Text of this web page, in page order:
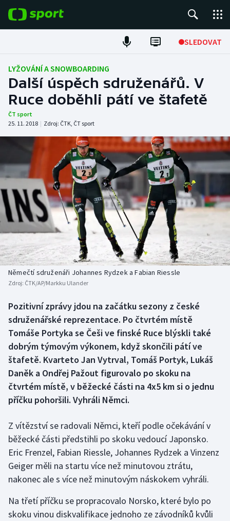
SLEDOVAT
Fotbal
Hokej
Tenis
Atletika
Cyklistika
DALŠÍ SPORTY
Americký fotbal
Baseball a softbal
Basketbal
Biatlon
Boby a skeleton
Box
Curling
Dostihy
Futsal
Golf
Gymnastika
Házená
NEPŘEHLÉDNĚTE
Historické návraty
Aplikace ČT sport
AZ kvíz
LYŽOVÁNÍ A SNOWBOARDING
Další úspěch sdruženářů. V
Ruce doběhli pátí ve štafetě
ČT sport
25. 11. 2018 | Zdroj: ČTK, ČT sport
Němečtí sdruženáři Johannes Rydzek a Fabian Riessle
Zdroj: ČTK/AP/Markku Ulander
Pozitivní zprávy jdou na začátku sezony z české
sdruženářské reprezentace. Po čtvrtém místě
Tomáše Portyka se Češi ve finské Ruce blýskli také
dobrým týmovým výkonem, když skončili pátí ve
štafetě. Kvarteto Jan Vytrval, Tomáš Portyk, Lukáš
Daněk a Ondřej Pažout figurovalo po skoku na
čtvrtém místě, v běžecké části na 4x5 km si o jednu
příčku pohoršili. Vyhráli Němci.
Z vítězství se radovali Němci, kteří podle očekávání v
běžecké části předstihli po skoku vedoucí Japonsko.
Eric Frenzel, Fabian Riessle, Johannes Rydzek a Vinzenz
Geiger měli na startu více než minutovou ztrátu,
nakonec ale s více než minutovým náskokem vyhráli.
Na třetí příčku se propracovalo Norsko, které bylo po
skoku vinou diskvalifikace jednoho ze závodníků kvůli